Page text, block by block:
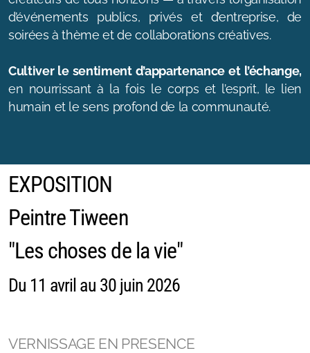
d’événements publics, privés et d’entreprise, de
soirées à thème et de collaborations créatives.
Cultiver le sentiment d’appartenance et l’échange,
en nourrissant à la fois le corps et l’esprit, le lien
humain et le sens profond de la communauté.
EXPOSITION
Peintre Tiween
"Les choses de la vie"
Du 11 avril au 30 juin 2026
VERNISSAGE EN PRESENCE